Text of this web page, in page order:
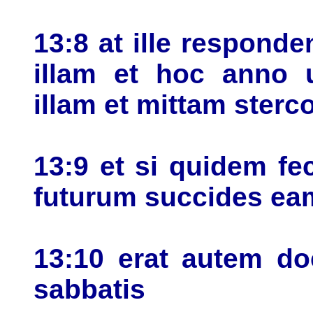
13:8 at ille
illam et hoc anno
illam et mittam
13:9 et si quidem
futurum succides
13:10 erat autem
sabbatis